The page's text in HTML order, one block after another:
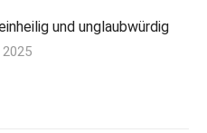
und unglaubwürdig